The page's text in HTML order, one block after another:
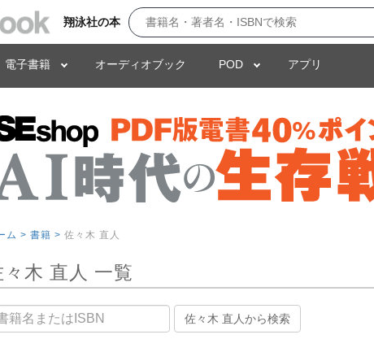
翔泳社の本
電子書籍 オーディオブック POD アプリ
ム > 書籍 > 佐々木 直人
々木 直人 一覧
名 佐々木 直人から検索